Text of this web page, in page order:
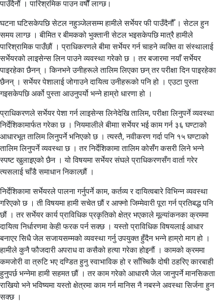
पाउँदैनौं । पारिश्रमिक पाउन वर्षौं लाग्छ।
घटना घटिसकेपछि सेटल नहुञ्जेलसम्म हामीले सर्भेयर फी पाउँदैनौँ । सेटल हुन
समय लाग्छ । बीमित र बीमकको भुक्तानी सेटल भइसकेपछि मात्रै हामीले
पारिश्रामिक पाउँछौं । प्राधिकरणले बीमा सर्भेयर गर्न चाहने व्यक्ति वा संस्थालाई
सर्भेयरको लाइसेन्स लिन पाउने व्यवस्था गरेको छ । तर बजारमा नयाँ सर्भेयर
पाइरहेका छैनन् । किनभने उनीहरूले तालिम लिएका छन् तर परीक्षा दिन पाइरहेका
छैनन् । सर्भेयर पेशालाई जोगाउने दायित्व उनीहरूको पनि हो । एउटा पुस्ता
गइसकेपछि अर्को पुस्ता आउनुपर्यो भन्ने हाम्रो धारणा हो ।
प्राधिकरणले सर्भेयर पेशा गर्न लाइसेन्स लिनेदेखि तालिम, परीक्षा लिनुपर्ने व्यवस्था
निर्देशिकामार्फत गरेका छ । नियमालीले बीमाा सर्भेयर भई काम गर्न ३६ घण्टाको
आधारभूत तालिम लिनुपर्ने भनिएको छ । त्यस्तै, नवीकरण गर्दा पनि १५ घण्टाको
तालिम लिनुपर्ने व्यवस्था छ । तर निर्देशिकामा तालिम कोसँग कसरी लिने भन्ने
स्पष्ट खुलाइएको छैन । यो विषयमा सर्भेयर संघले प्राधिकरणसँग वार्ता गरेर
त्यसलाई चाँडै समाधान निकाल्छौं ।
निर्देशिकामा सर्भेयरले पालना गर्नुपर्ने काम, कर्तव्य र दायित्वबारे विभिन्न व्यवस्था
गरिएको छ । ती विषयमा हामी सचेत छौं र आफ्नो जिम्मेवारी पूरा गर्न प्रतिबद्ध पनि
छौं । तर सर्भेयर कार्य प्राविधिक प्रकृतिको क्षेत्र भएकाले मूल्यांकनका क्रममा
दायित्व निर्धारणमा केही फरक पर्न सक्छ । यस्तो प्राविधिक विषयलाई आधार
बनाएर सिधै जेल सजायसम्मको व्यवस्था गर्नु उपयुक्त हुँदैन भन्ने हाम्रो माग हो ।
हामीले कुनै फौजदारी अपराध वा कसैको हत्या गरेका होइनौं । कामको क्रममा
कमजोरी वा त्रुटि भए दण्डित हुनु स्वाभाविक हो र साँच्चिकै दोषी ठहरिए कारबाही
हुनुपर्छ भन्नेमा हामी सहमत छौं । तर काम गरेको आधारमै जेल जानुपर्ने मानसिकता
राखियो भने भविष्यमा यस्तो क्षेत्रमा काम गर्न मानिस नै नबस्ने अवस्था सिर्जना हुन
सक्छ ।